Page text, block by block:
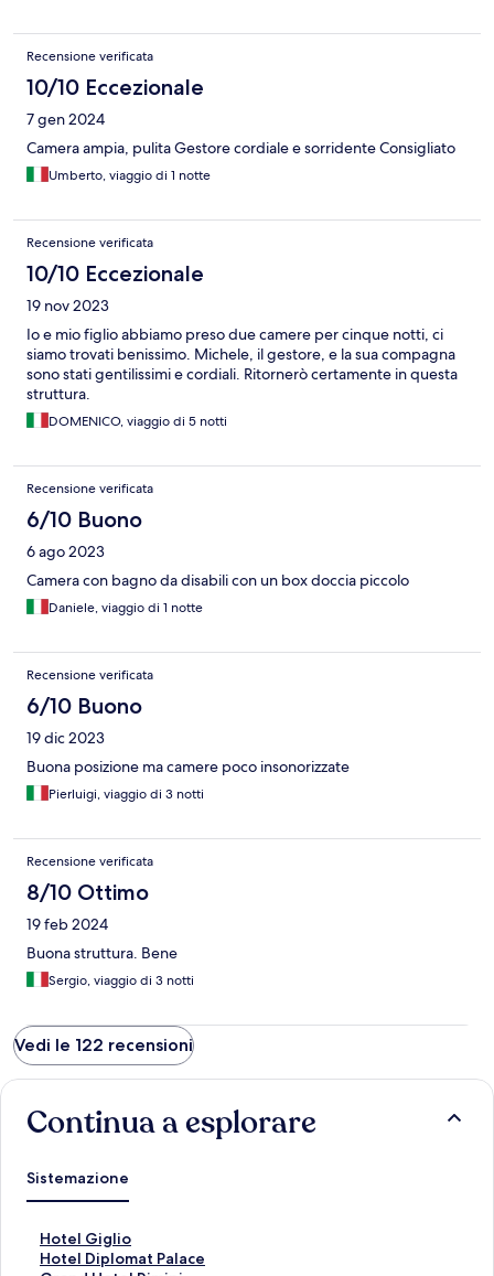
Recensione verificata
10/10 Eccezionale
7 gen 2024
Camera ampia, pulita Gestore cordiale e sorridente Consigliato
Umberto, viaggio di 1 notte
Recensione verificata
10/10 Eccezionale
19 nov 2023
Io e mio figlio abbiamo preso due camere per cinque notti, ci
siamo trovati benissimo. Michele, il gestore, e la sua compagna
sono stati gentilissimi e cordiali. Ritornerò certamente in questa
struttura.
DOMENICO, viaggio di 5 notti
Recensione verificata
6/10 Buono
6 ago 2023
Camera con bagno da disabili con un box doccia piccolo
Daniele, viaggio di 1 notte
Recensione verificata
6/10 Buono
19 dic 2023
Buona posizione ma camere poco insonorizzate
Pierluigi, viaggio di 3 notti
Recensione verificata
8/10 Ottimo
19 feb 2024
Buona struttura. Bene
Sergio, viaggio di 3 notti
Vedi le 122 recensioni
Continua a esplorare
Sistemazione
Hotel Giglio
L
iHotel Diplomat Palace
L